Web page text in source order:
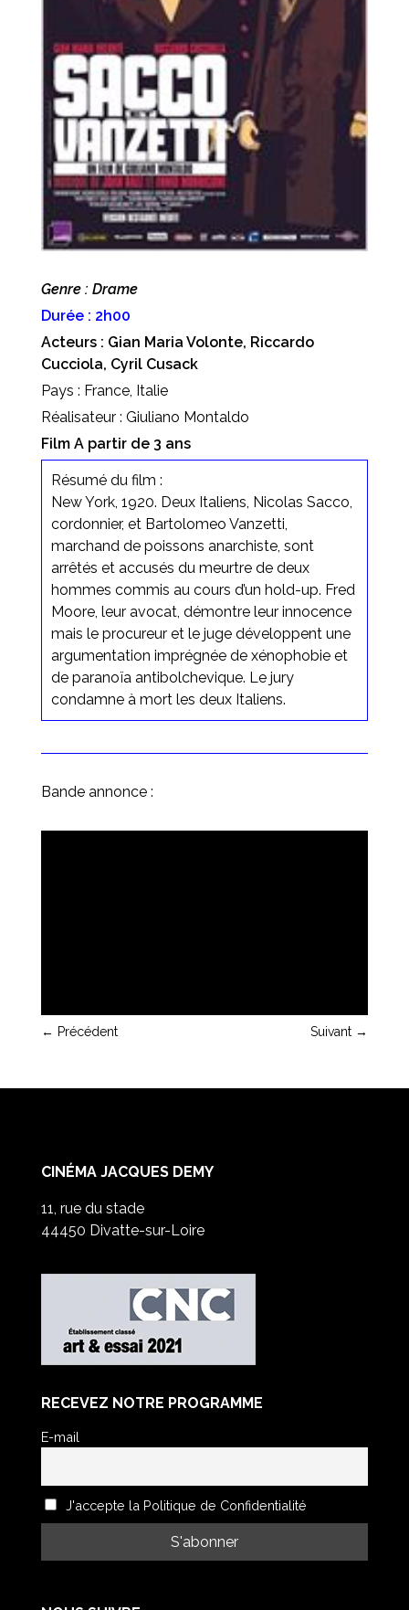
Genre : Drame
Durée : 2h00
Acteurs : Gian Maria Volonte, Riccardo
Cucciola, Cyril Cusack
Pays : France, Italie
Réalisateur : Giuliano Montaldo
Film A partir de 3 ans
Résumé du film :
New York, 1920. Deux Italiens, Nicolas Sacco,
cordonnier, et Bartolomeo Vanzetti,
marchand de poissons anarchiste, sont
arrêtés et accusés du meurtre de deux
hommes commis au cours d’un hold-up. Fred
Moore, leur avocat, démontre leur innocence
mais le procureur et le juge développent une
argumentation imprégnée de xénophobie et
de paranoïa antibolchevique. Le jury
condamne à mort les deux Italiens.
Bande annonce :
← Précédent Suivant →
CINÉMA JACQUES DEMY
11, rue du stade
44450 Divatte-sur-Loire
RECEVEZ NOTRE PROGRAMME
E-mail
J'accepte la Politique de Confidentialité